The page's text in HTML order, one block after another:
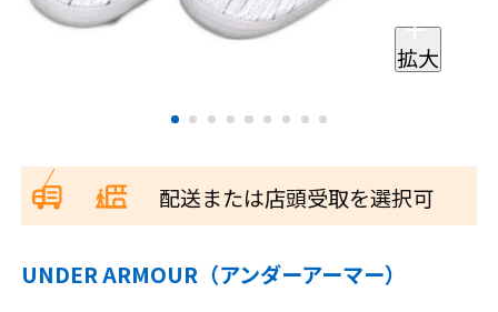
拡大
配送または店頭受取を選択可
UNDER ARMOUR（アンダーアーマー）